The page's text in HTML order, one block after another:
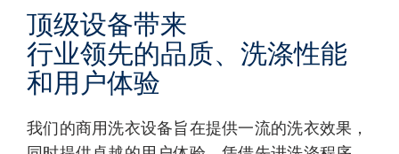
顶级设备带来
行业领先的品质、洗涤性能
和用户体验
我们的商用洗衣设备旨在提供一流的洗衣效果，